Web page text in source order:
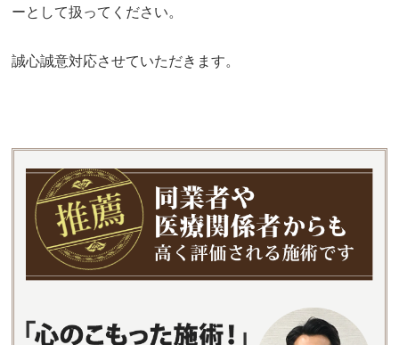
ーとして扱ってください。
誠心誠意対応させていただきます。